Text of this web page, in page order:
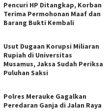
Pencuri HP Ditangkap, Korban
Terima Permohonan Maaf dan
Barang Bukti Kembali
Usut Dugaan Korupsi Miliaran
Rupiah di Universitas
Musamus, Jaksa Sudah Periksa
Puluhan Saksi
​Polres Merauke Gagalkan
Peredaran Ganja di Jalan Raya